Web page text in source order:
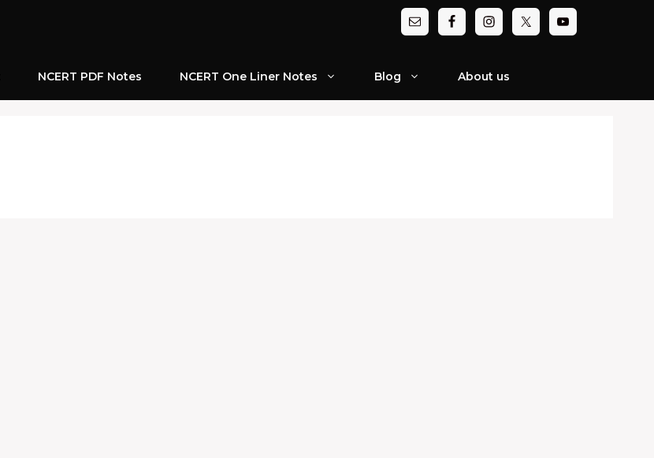
NCERT PDF Notes NCERT One Liner Notes Blog About us